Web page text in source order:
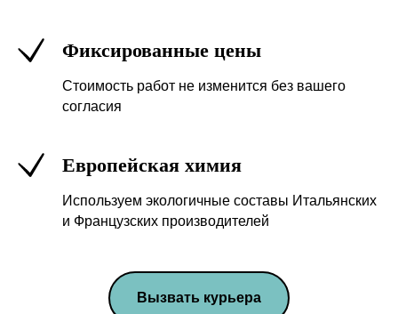
Фиксированные цены
Стоимость работ не изменится без вашего
согласия
Европейская химия
Используем экологичные составы Итальянских
и Французских производителей
Вызвать курьера